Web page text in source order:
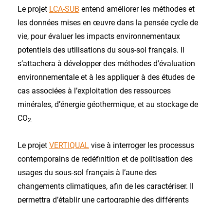
Le projet LCA-SUB entend améliorer les méthodes et
les données mises en œuvre dans la pensée cycle de
vie, pour évaluer les impacts environnementaux
potentiels des utilisations du sous-sol français. Il
s’attachera à développer des méthodes d'évaluation
environnementale et à les appliquer à des études de
cas associées à l’exploitation des ressources
minérales, d’énergie géothermique, et au stockage de
CO2.
Le projet VERTIQUAL vise à interroger les processus
contemporains de redéfinition et de politisation des
usages du sous-sol français à l’aune des
changements climatiques, afin de les caractériser. Il
permettra d’établir une cartographie des différents